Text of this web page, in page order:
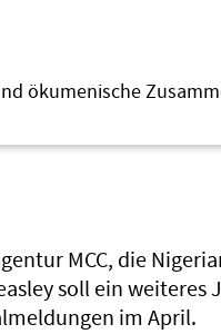
ökumenische
MCC, die
soll ein weiteres
im April.